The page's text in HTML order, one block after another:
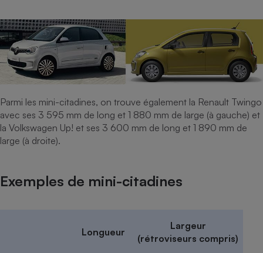
Parmi les mini-citadines, on trouve également la Renault Twingo
avec ses 3 595 mm de long et 1 880 mm de large (à gauche) et
la Volkswagen Up! et ses 3 600 mm de long et 1 890 mm de
large (à droite).
Exemples de mini-citadines
Longueur
Largeur
(rétroviseurs compris)